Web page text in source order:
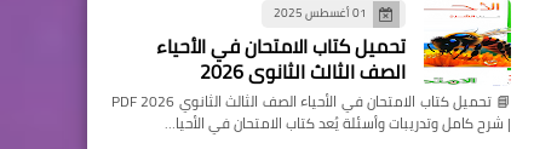
01 أغسطس 2025
تحميل كتاب الامتحان في الأحياء
الصف الثالث الثانوي 2026
📘 تحميل كتاب الامتحان في الأحياء الصف الثالث الثانوي 2026 PDF
| شرح كامل وتدريبات وأسئلة يُعد كتاب الامتحان في الأحيا…